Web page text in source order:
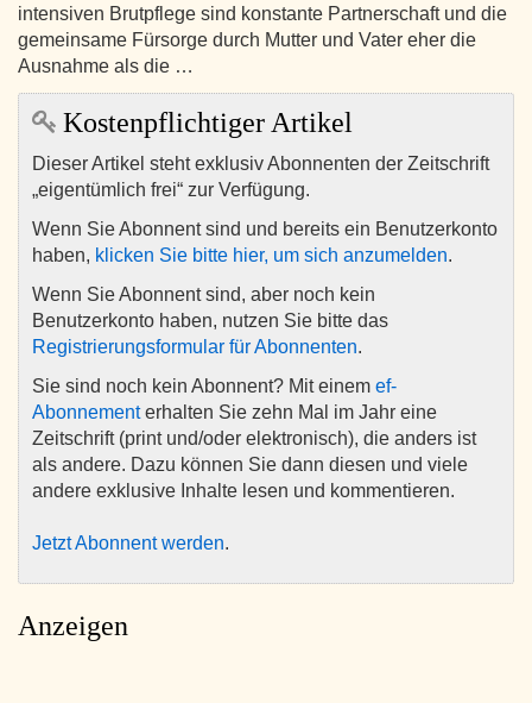
intensiven Brutpflege sind konstante Partnerschaft und die
gemeinsame Fürsorge durch Mutter und Vater eher die
Ausnahme als die …
Kostenpflichtiger Artikel
Dieser Artikel steht exklusiv Abonnenten der Zeitschrift
„eigentümlich frei“ zur Verfügung.
Wenn Sie Abonnent sind und bereits ein Benutzerkonto
haben, klicken Sie bitte hier, um sich anzumelden.
Wenn Sie Abonnent sind, aber noch kein
Benutzerkonto haben, nutzen Sie bitte das
Registrierungsformular für Abonnenten.
Sie sind noch kein Abonnent? Mit einem ef-
Abonnementerhalten Sie zehn Mal im Jahr eine
Zeitschrift (print und/oder elektronisch), die anders ist
als andere. Dazu können Sie dann diesen und viele
andere exklusive Inhalte lesen und kommentieren.
Jetzt Abonnent werden.
Anzeigen